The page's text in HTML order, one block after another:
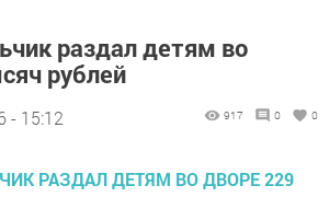
раздал детям во
рублей
- 15:12 917 0 0